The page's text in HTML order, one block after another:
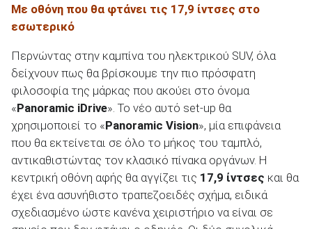
Με οθόνη που θα φτάνει τις 17,9 ίντσες στο
εσωτερικό
Περνώντας στην καμπίνα του ηλεκτρικού SUV, όλα
δείχνουν πως θα βρίσκουμε την πιο πρόσφατη
φιλοσοφία της μάρκας που ακούει στο όνομα
«Panoramic iDrive». Το νέο αυτό set-up θα
χρησιμοποιεί το «Panoramic Vision», μία επιφάνεια
που θα εκτείνεται σε όλο το μήκος του ταμπλό,
αντικαθιστώντας τον κλασικό πίνακα οργάνων. Η
κεντρική οθόνη αφής θα αγγίζει τις 17,9 ίντσες και θα
έχει ένα ασυνήθιστο τραπεζοειδές σχήμα, ειδικά
σχεδιασμένο ώστε κανένα χειριστήριο να είναι σε